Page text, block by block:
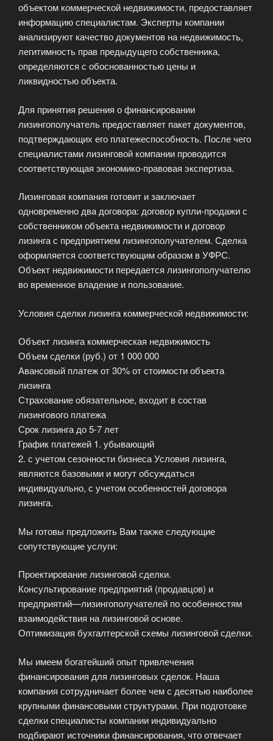
объектом коммерческой недвижимости, предоставляет
информацию специалистам. Эксперты компании
анализируют качество документов на недвижимость,
легитимность прав предыдущего собственника,
определяются с обоснованностью цены и
ликвидностью объекта.
Для принятия решения о финансировании
лизингополучатель предоставляет пакет документов,
подтверждающих его платежеспособность. После чего
специалистами лизинговой компании проводится
соответствующая экономико-правовая экспертиза.
Лизинговая компания готовит и заключает
одновременно два договора: договор купли-продажи с
собственником объекта недвижимости и договор
лизинга с предприятием лизингополучателем. Сделка
оформляется соответствующим образом в УФРС.
Объект недвижимости передается лизингополучателю
во временное владение и пользование.
Условия сделки лизинга коммерческой недвижимости:
Объект лизинга коммерческая недвижимость
Объем сделки (руб.) от 1 000 000
Авансовый платеж от 30% от стоимости объекта
лизинга
Страхование обязательное, входит в состав
лизингового платежа
Срок лизинга до 5-7 лет
График платежей 1. убывающий
2. с учетом сезонности бизнеса Условия лизинга,
являются базовыми и могут обсуждаться
индивидуально, с учетом особенностей договора
лизинга.
Мы готовы предложить Вам также следующие
сопутствующие услуги:
Проектирование лизинговой сделки.
Консультирование предприятий (продавцов) и
предприятий—лизингополучателей по особенностям
взаимодействия на лизинговой основе.
Оптимизация бухгалтерской схемы лизинговой сделки.
Мы имеем богатейший опыт привлечения
финансирования для лизинговых сделок. Наша
компания сотрудничает более чем с десятью наиболее
крупными финансовыми структурами. При подготовке
сделки специалисты компании индивидуально
подбирают источники финансирования, что отвечает